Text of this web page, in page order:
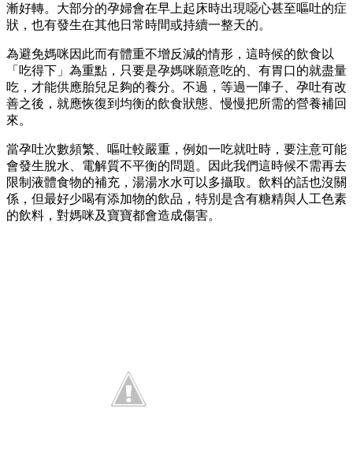
漸好轉。大部分的孕婦會在早上起床時出現噁心甚至嘔吐的症
狀，也有發生在其他日常時間或持續一整天的。
為避免媽咪因此而有體重不增反減的情形，這時候的飲食以
「吃得下」為重點，只要是孕媽咪願意吃的、有胃口的就盡量
吃，才能供應胎兒足夠的養分。不過，等過一陣子、孕吐有改
善之後，就應恢復到均衡的飲食狀態、慢慢把所需的營養補回
來。
當孕吐次數頻繁、嘔吐較嚴重，例如一吃就吐時，要注意可能
會發生脫水、電解質不平衡的問題。因此我們這時候不需再去
限制液體食物的補充，湯湯水水可以多攝取。飲料的話也沒關
係，但最好少喝有添加物的飲品，特別是含有糖精與人工色素
的飲料，對媽咪及寶寶都會造成傷害。